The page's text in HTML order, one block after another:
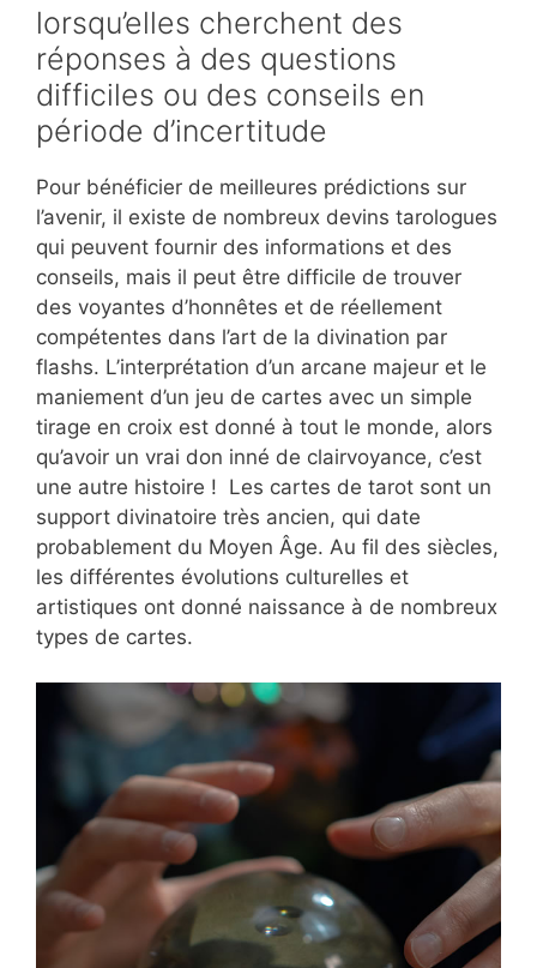
lorsqu’elles cherchent des
réponses à des questions
difficiles ou des conseils en
période d’incertitude
Pour bénéficier de meilleures prédictions sur
l’avenir, il existe de nombreux devins tarologues
qui peuvent fournir des informations et des
conseils, mais il peut être difficile de trouver
des voyantes d’honnêtes et de réellement
compétentes dans l’art de la divination par
flashs. L’interprétation d’un arcane majeur et le
maniement d’un jeu de cartes avec un simple
tirage en croix est donné à tout le monde, alors
qu’avoir un vrai don inné de clairvoyance, c’est
une autre histoire ! Les cartes de tarot sont un
support divinatoire très ancien, qui date
probablement du Moyen Âge. Au fil des siècles,
les différentes évolutions culturelles et
artistiques ont donné naissance à de nombreux
types de cartes.